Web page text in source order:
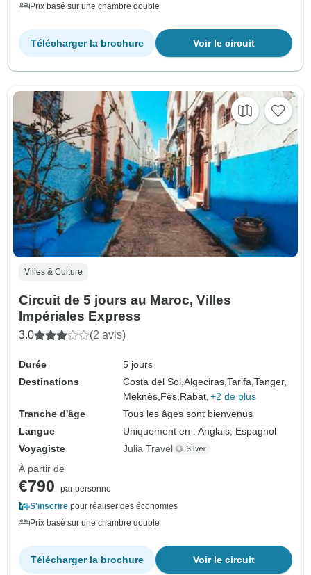
Prix basé sur une chambre double
Voir le circuit
Télécharger la brochure
Villes & Culture
Circuit de 5 jours au Maroc, Villes
Impériales Express
3.0 (2 avis)
Durée
5 jours
Destinations
Costa del Sol,Algeciras,Tarifa,Tanger,
Meknès, Fès, Rabat, +2 de plus
Tranche d'âge
Tous les âges sont bienvenus
Langue
Uniquement en : Anglais, Espagnol
Voyagiste
Julia Travel
À partir de
€790
par personne
S'inscrire pour réaliser des économies
Prix basé sur une chambre double
Voir le circuit
Télécharger la brochure